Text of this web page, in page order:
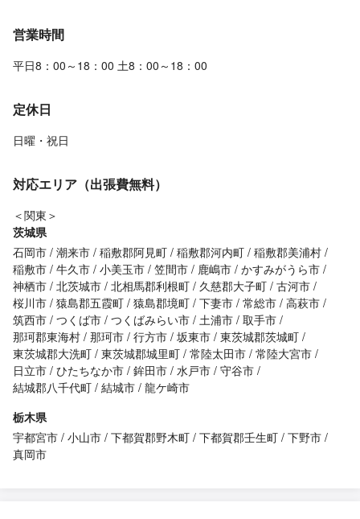
営業時間
平日8：00～18：00 土8：00～18：00
定休日
日曜・祝日
対応エリア（出張費無料）
＜関東＞
茨城県
石岡市 潮来市 稲敷郡阿見町 稲敷郡河内町 稲敷郡美浦村
稲敷市 牛久市 小美玉市 笠間市 鹿嶋市 かすみがうら市
神栖市 北茨城市 北相馬郡利根町 久慈郡大子町 古河市
桜川市 猿島郡五霞町 猿島郡境町 下妻市 常総市 高萩市
筑西市 つくば市 つくばみらい市 土浦市 取手市
那珂郡東海村 那珂市 行方市 坂東市 東茨城郡茨城町
東茨城郡大洗町 東茨城郡城里町 常陸太田市 常陸大宮市
日立市 ひたちなか市 鉾田市 水戸市 守谷市
結城郡八千代町 結城市 龍ケ崎市
栃木県
宇都宮市 小山市 下都賀郡野木町 下都賀郡壬生町 下野市
真岡市